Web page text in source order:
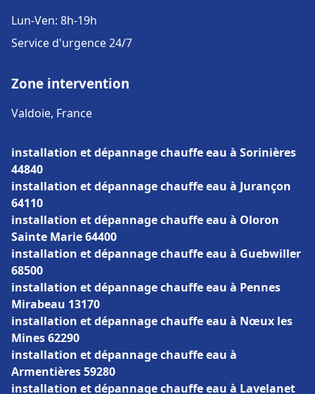
Lun-Ven: 8h-19h
Service d'urgence 24/7
Zone intervention
Valdoie, France
installation et dépannage chauffe eau à Sorinières
44840
installation et dépannage chauffe eau à Jurançon
64110
installation et dépannage chauffe eau à Oloron
Sainte Marie 64400
installation et dépannage chauffe eau à Guebwiller
68500
installation et dépannage chauffe eau à Pennes
Mirabeau 13170
installation et dépannage chauffe eau à Nœux les
Mines 62290
installation et dépannage chauffe eau à
Armentières 59280
installation et dépannage chauffe eau à Lavelanet